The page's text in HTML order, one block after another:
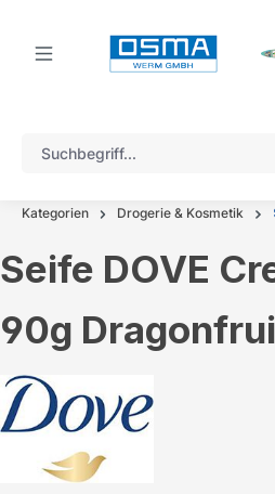
Kategorien Drogerie & Kosmetik
Seife DOVE
90g